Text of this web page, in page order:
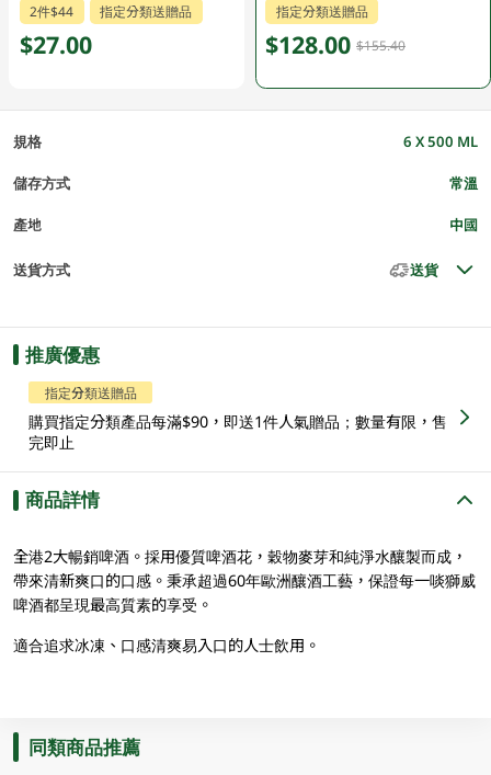
2件$44 指定分類送贈品
$27.00
指定分類送贈品
$128.00 $155.40
規格 6 X 500 ML
儲存方式 常溫
產地 中國
送貨方式 送貨
推廣優惠
指定分類送贈品
購買指定分類產品每滿$90，即送1件人氣贈品；數量有限，售
完即止
商品詳情
全港2大暢銷啤酒。採用優質啤酒花，穀物麥芽和純淨水釀製而成，
帶來清新爽口的口感。秉承超過60年歐洲釀酒工藝，保證每一啖獅威
啤酒都呈現最高質素的享受。
適合追求冰凍、口感清爽易入口的人士飲用。
同類商品推薦